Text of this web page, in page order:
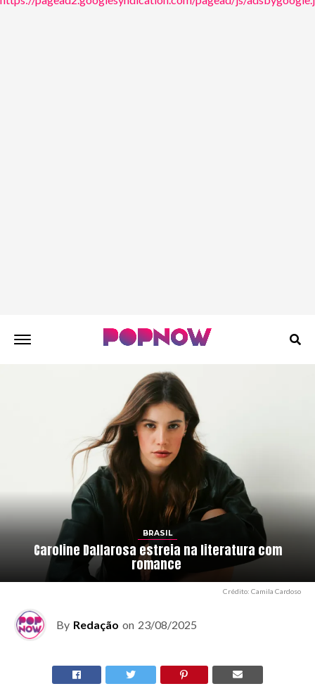
BRASIL
Caroline Dallarosa estreia na literatura com
romance
Crédito: Camila Cardoso
By Redação on 23/08/2025